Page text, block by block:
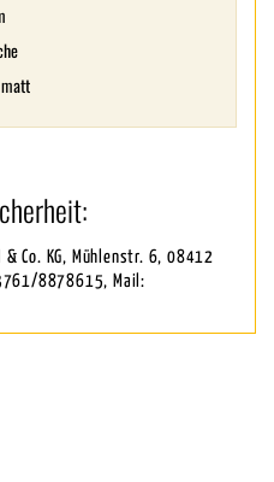
& Co. KG, Mühlenstr. 6, 08412
8878615, Mail: